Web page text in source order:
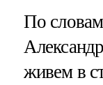
По
живем в